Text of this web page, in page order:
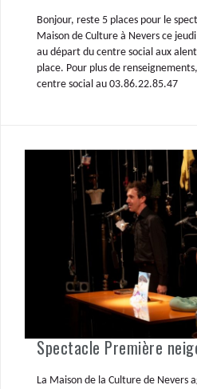
Bonjour, reste 5 places pour le
Maison de Culture à Nevers ce
au départ du centre social aux
place. Pour plus de
centre social au 03.86.22.85.47
Spectacle Première
La Maison de la Culture de Nevers